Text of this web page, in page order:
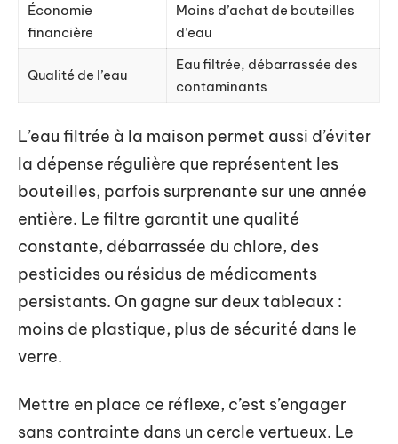
Économie
financière
Moins d’achat de bouteilles
d’eau
Qualité de l’eau
Eau filtrée, débarrassée des
contaminants
L’eau filtrée à la maison permet aussi d’éviter
la dépense régulière que représentent les
bouteilles, parfois surprenante sur une année
entière. Le filtre garantit une qualité
constante, débarrassée du chlore, des
pesticides ou résidus de médicaments
persistants. On gagne sur deux tableaux :
moins de plastique, plus de sécurité dans le
verre.
Mettre en place ce réflexe, c’est s’engager
sans contrainte dans un cercle vertueux. Le